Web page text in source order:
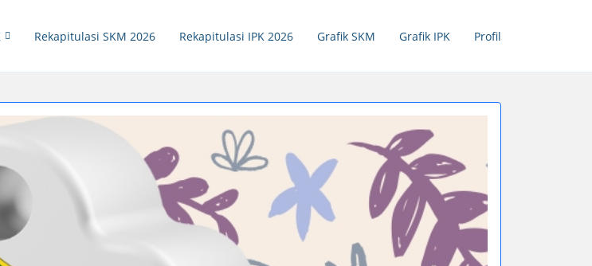
Rekapitulasi SKM 2026 Rekapitulasi IPK 2026 Grafik SKM Grafik IPK Profil